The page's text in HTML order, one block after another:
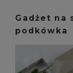
Gadżet na
podkówka